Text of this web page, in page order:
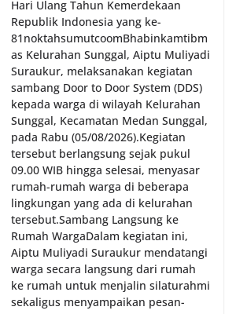
Hari Ulang Tahun Kemerdekaan
Republik Indonesia yang ke-
81noktahsumutcoomBhabinkamtibm
as Kelurahan Sunggal, Aiptu Muliyadi
Suraukur, melaksanakan kegiatan
sambang Door to Door System (DDS)
kepada warga di wilayah Kelurahan
Sunggal, Kecamatan Medan Sunggal,
pada Rabu (05/08/2026).‎‎Kegiatan
tersebut berlangsung sejak pukul
09.00 WIB hingga selesai, menyasar
rumah-rumah warga di beberapa
lingkungan yang ada di kelurahan
tersebut.‎Sambang Langsung ke
Rumah Warga‎Dalam kegiatan ini,
Aiptu Muliyadi Suraukur mendatangi
warga secara langsung dari rumah
ke rumah untuk menjalin silaturahmi
sekaligus menyampaikan pesan-